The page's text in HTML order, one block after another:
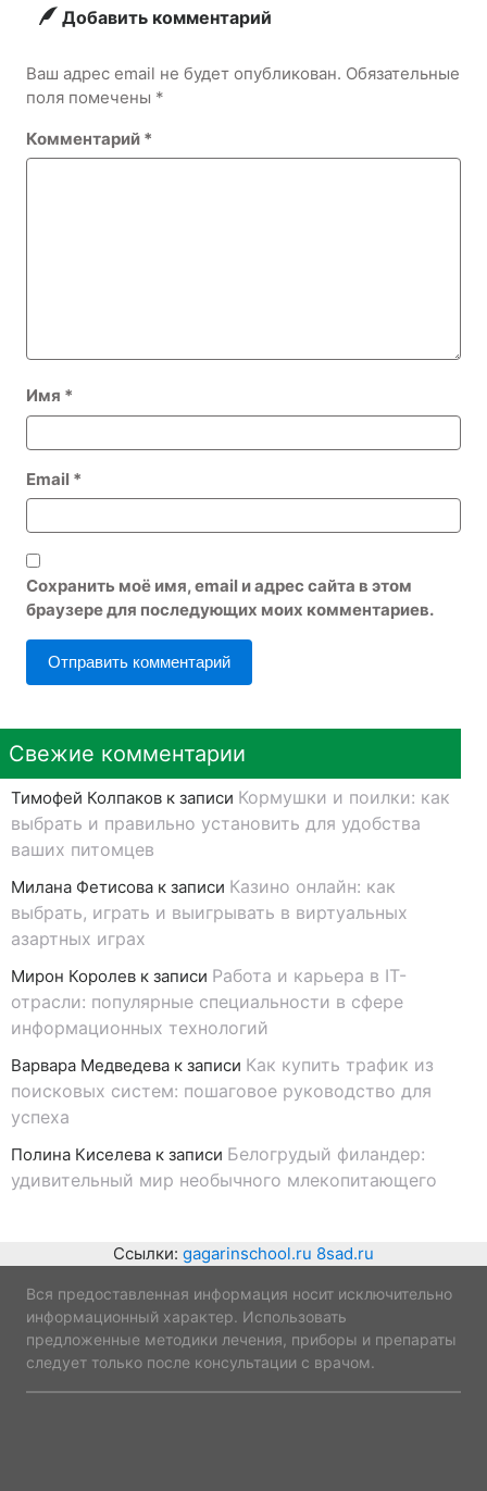
Добавить комментарий
Ваш адрес email не будет опубликован. Обязательные
поля помечены *
Комментарий *
Имя *
Email *
Сохранить моё имя, email и адрес сайта в этом
браузере для последующих моих комментариев.
Свежие комментарии
Тимофей Колпаков к записи Кормушки и поилки: как
выбрать и правильно установить для удобства
ваших питомцев
Милана Фетисова к записи Казино онлайн: как
выбрать, играть и выигрывать в виртуальных
азартных играх
Мирон Королев к записи Работа и карьера в IT-
отрасли: популярные специальности в сфере
информационных технологий
Варвара Медведева к записи Как купить трафик из
поисковых систем: пошаговое руководство для
успеха
Полина Киселева к записи Белогрудый филандер:
удивительный мир необычного млекопитающего
Ссылки: gagarinschool.ru 8sad.ru
Вся предоставленная информация носит исключительно
информационный характер. Использовать
предложенные методики лечения, приборы и препараты
следует только после консультации с врачом.